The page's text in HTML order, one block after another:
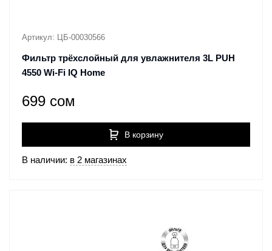
Артикул: ЦБ-00030566
Фильтр трёхслойный для увлажнителя 3L PUH
4550 Wi-Fi IQ Home
699 сом
В корзину
В наличии: в 2 магазинах